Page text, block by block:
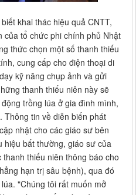
khai thác hiệu quả CNTT,
của tổ chức phi chính phủ Nhật
thức chọn một số thanh thiếu
cung cấp cho điện thoại di
kỹ năng chụp ảnh và gửi
thanh thiếu niên này sẽ
trồng lúa ở gia đình mình,
Thông tin về diễn biến phát
nhật cho các giáo sư bên
hiệu bất thường, giáo sư của
thiếu niên thông báo cho
hạn trị sâu bệnh), qua đó
"Chúng tôi rất muốn mở